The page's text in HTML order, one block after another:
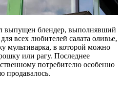
выпущен блендер, выполнявший
всех любителей салата оливье,
мультиварка, в которой можно
или рагу. Последнее
потребителю особенно
продавалось.